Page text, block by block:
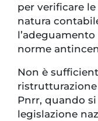
per verificare
natura
norme
Non è
ristrutturazione
Pnrr, quando
legislazione